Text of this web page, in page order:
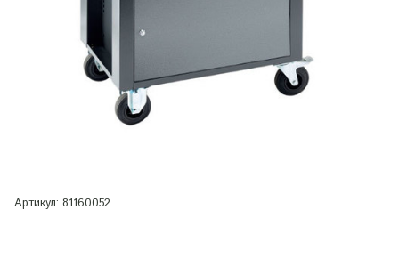
Артикул: 81160052